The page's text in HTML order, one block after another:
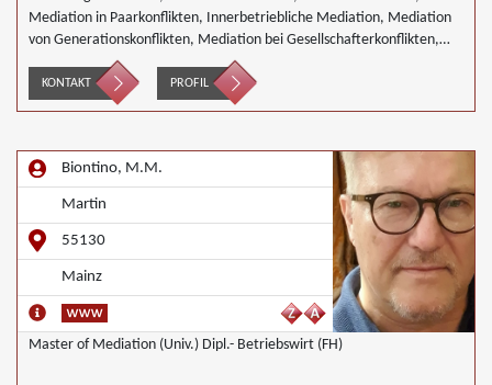
Mediation in Paarkonflikten, Innerbetriebliche Mediation, Mediation
von Generationskonflikten, Mediation bei Gesellschafterkonflikten,
Mediation im öffentlichen Bereich, Mediation bei Team- und
Gruppenkonflikten, Mediation von Unternehmensnachfolgen,
Nachbarschaftsmediation, Wirtschaftsmediation
KONTAKT PROFIL
Biontino, M.M.
Martin
55130
Mainz
Master of Mediation (Univ.) Dipl.- Betriebswirt (FH)